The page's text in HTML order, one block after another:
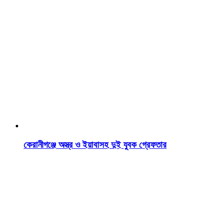
কেরানীগঞ্জে অস্ত্র ও ইয়াবাসহ দুই যুবক গ্রেফতার